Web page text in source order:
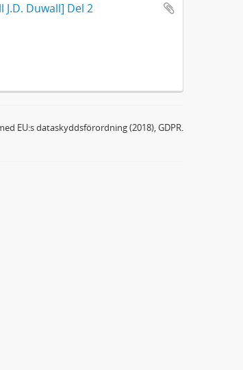
Duwall] Del 2
EU:s dataskyddsförordning (2018), GDPR.